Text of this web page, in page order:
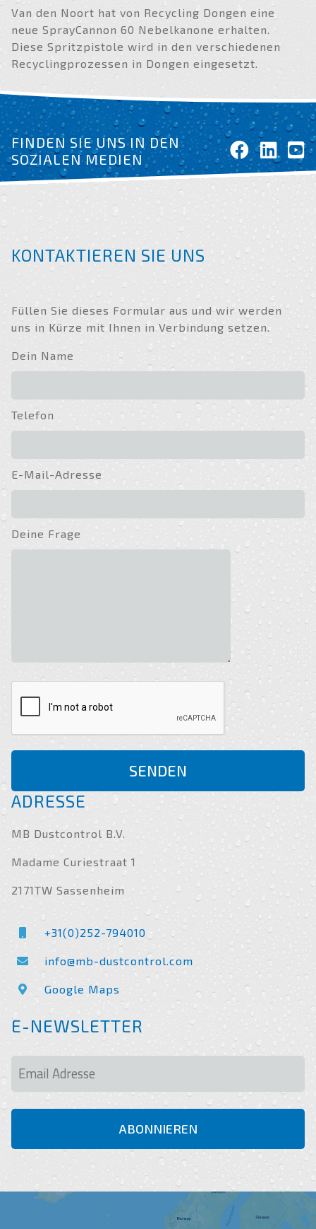
Van den Noort hat von Recycling Dongen eine
neue SprayCannon 60 Nebelkanone erhalten.
Diese Spritzpistole wird in den verschiedenen
Recyclingprozessen in Dongen eingesetzt.
FINDEN SIE UNS IN DEN
SOZIALEN MEDIEN
KONTAKTIEREN SIE UNS
Füllen Sie dieses Formular aus und wir werden
uns in Kürze mit Ihnen in Verbindung setzen.
Dein Name
Telefon
E-Mail-Adresse
Deine Frage
SENDEN
ADRESSE
MB Dustcontrol B.V.
Madame Curiestraat 1
2171TW Sassenheim
+31(0)252-794010
info@mb-dustcontrol.com
Google Maps